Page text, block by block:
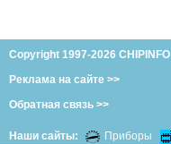
Copyright 1997-2026 CHIPINFO
Реклама на сайте >>
Обратная связь >>
Наши сайты: Приборы